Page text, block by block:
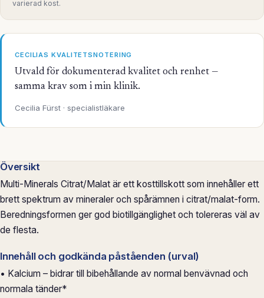
varierad kost.
CECILIAS KVALITETSNOTERING
Utvald för dokumenterad kvalitet och renhet —
samma krav som i min klinik.
Cecilia Fürst · specialistläkare
Översikt
Multi-Minerals Citrat/Malat är ett kosttillskott som innehåller ett
brett spektrum av mineraler och spårämnen i citrat/malat-form.
Beredningsformen ger god biotillgänglighet och tolereras väl av
de flesta.
Innehåll och godkända påståenden (urval)
• Kalcium – bidrar till bibehållande av normal benvävnad och
normala tänder*